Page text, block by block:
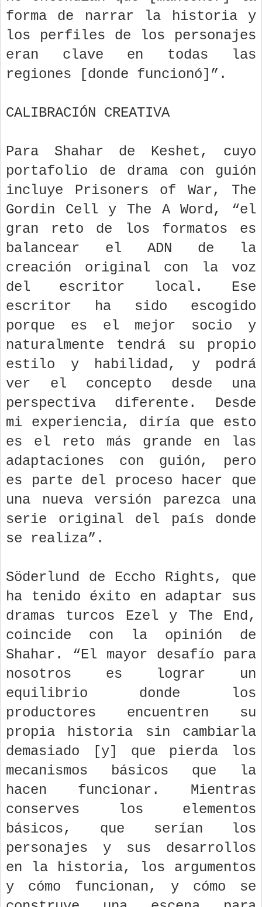
forma de narrar la historia y
los perfiles de los personajes
eran clave en todas las
regiones [donde funcionó]”.
CALIBRACIÓN CREATIVA
Para Shahar de Keshet, cuyo
portafolio de drama con guión
incluye Prisoners of War, The
Gordin Cell y The A Word, “el
gran reto de los formatos es
balancear el ADN de la
creación original con la voz
del escritor local. Ese
escritor ha sido escogido
porque es el mejor socio y
naturalmente tendrá su propio
estilo y habilidad, y podrá
ver el concepto desde una
perspectiva diferente. Desde
mi experiencia, diría que esto
es el reto más grande en las
adaptaciones con guión, pero
es parte del proceso hacer que
una nueva versión parezca una
serie original del país donde
se realiza”.
Söderlund de Eccho Rights, que
ha tenido éxito en adaptar sus
dramas turcos Ezel y The End,
coincide con la opinión de
Shahar. “El mayor desafío para
nosotros es lograr un
equilibrio donde los
productores encuentren su
propia historia sin cambiarla
demasiado [y] que pierda los
mecanismos básicos que la
hacen funcionar. Mientras
conserves los elementos
básicos, que serían los
personajes y sus desarrollos
en la historia, los argumentos
y cómo funcionan, y cómo se